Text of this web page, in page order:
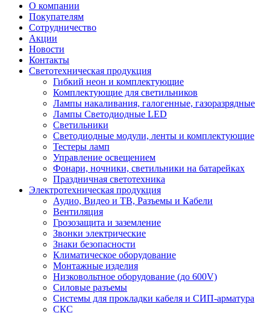
О компании
Покупателям
Сотрудничество
Акции
Новости
Контакты
Светотехническая продукция
Гибкий неон и комплектующие
Комплектующие для светильников
Лампы накаливания, галогенные, газоразрядные
Лампы Светодиодные LED
Светильники
Светодиодные модули, ленты и комплектующие
Тестеры ламп
Управление освещением
Фонари, ночники, светильники на батарейках
Праздничная светотехника
Электротехническая продукция
Аудио, Видео и ТВ, Разъемы и Кабели
Вентиляция
Грозозащита и заземление
Звонки электрические
Знаки безопасности
Климатическое оборудование
Монтажные изделия
Низковольтное оборудование (до 600V)
Силовые разъемы
Системы для прокладки кабеля и СИП-арматура
СКС